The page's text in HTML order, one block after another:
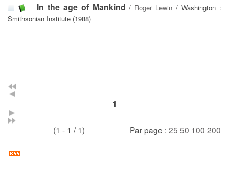
In the age of Mankind / Roger Lewin / Washington :
Smithsonian Institute (1988)
1
(1 - 1 / 1) Par page : 25 50 100 200